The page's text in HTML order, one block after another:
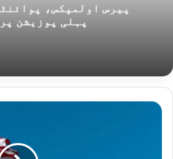
پیرس اولمپکس،
پہلی پوزیشن
امریکا